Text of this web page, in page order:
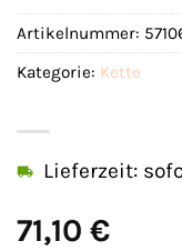
71,10 €
Lieferzeit:
Artikelnummer:
Kategorie: Kette